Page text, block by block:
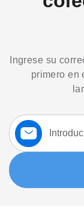
Ingrese su
primero en
Suscríbase
a
nuestro
boletín: